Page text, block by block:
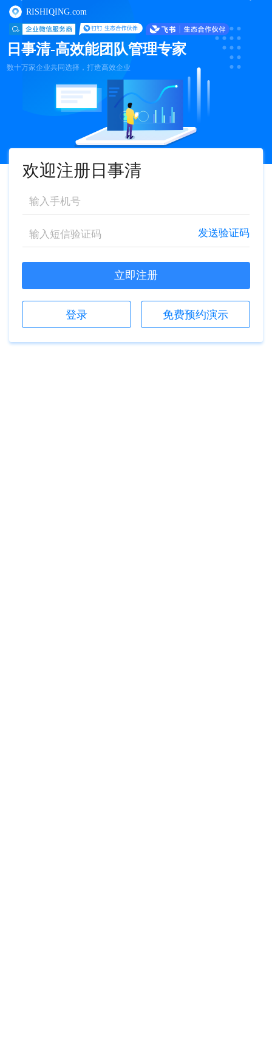
RISHIQING.com
日事清-高效能团队管理专家
数十万家企业共同选择，打造高效企业
欢迎注册日事清
发送验证码
立即注册
登录 免费预约演示